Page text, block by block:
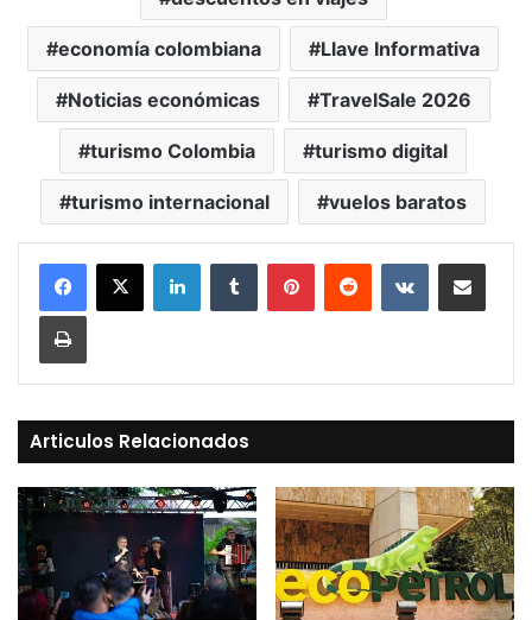
economía colombiana Llave Informativa
Noticias económicas TravelSale 2026
turismo Colombia turismo digital
turismo internacional vuelos baratos
LinkedInTumblr PinterestReddit VKontakteCompartir vía Mail
Print
Articulos Relacionados